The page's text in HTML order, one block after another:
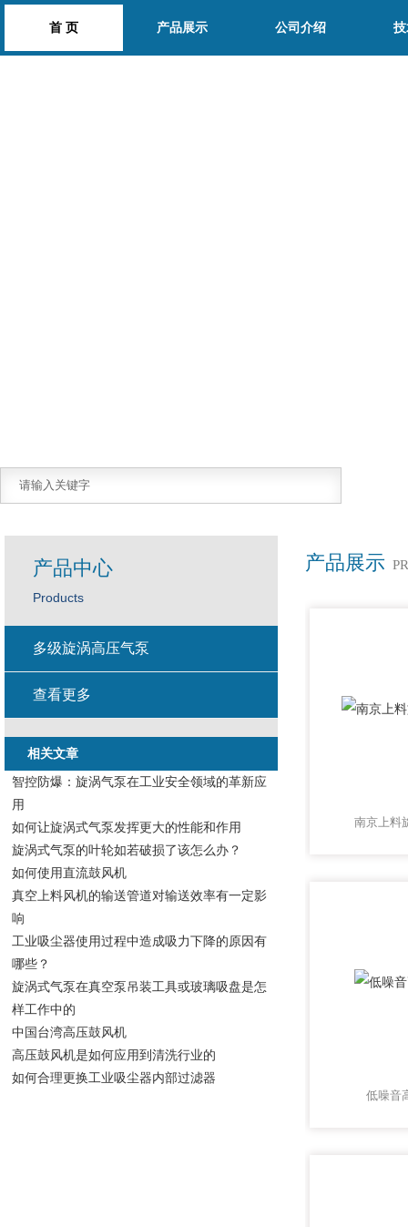
首 页 产品展示 公司介绍
产品展示
南京上料
低噪音
产品中心
Products
多级旋涡高压气泵
查看更多
相关文章
智控防爆：旋涡气泵在工业安全领域的革新应
用
如何让旋涡式气泵发挥更大的性能和作用
旋涡式气泵的叶轮如若破损了该怎么办？
如何使用直流鼓风机
真空上料风机的输送管道对输送效率有一定影
响
工业吸尘器使用过程中造成吸力下降的原因有
哪些？
旋涡式气泵在真空泵吊装工具或玻璃吸盘是怎
样工作中的
中国台湾高压鼓风机
高压鼓风机是如何应用到清洗行业的
如何合理更换工业吸尘器内部过滤器